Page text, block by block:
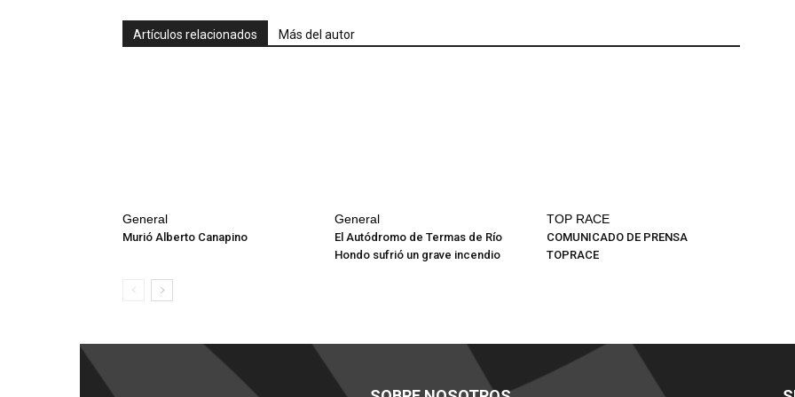
Artículos relacionados Más del autor
General
Murió Alberto Canapino
General
El Autódromo de Termas de Río
Hondo sufrió un grave incendio
TOP RACE
COMUNICADO DE PRENSA
TOPRACE